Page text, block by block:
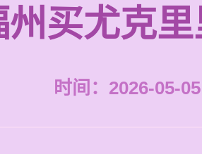
州买尤克
时间：2026-05-